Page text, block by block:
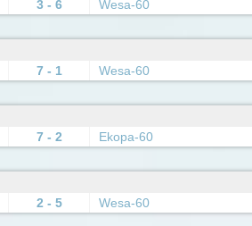
3 - 6 Wesa-60
7 - 1 Wesa-60
7 - 2 Ekopa-60
2 - 5 Wesa-60